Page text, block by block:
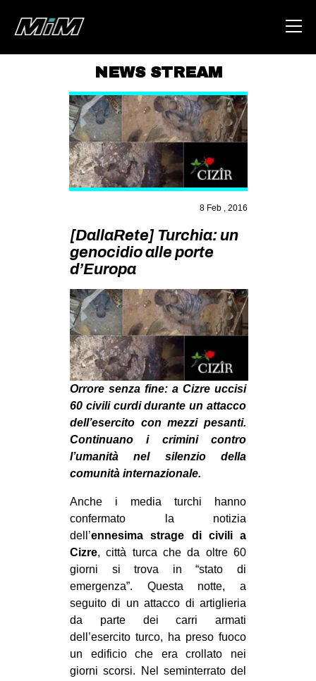
ABOUT
AREA
DEGENERAZIONE
MSM
STUDENTI TSUNAMI
ZAM
MILANO
MOBILITAZIONI
SPAZI
SPORT POPOLARE
MOVIMENTI
ANTIFASCISMO
DIRITTO ALL’ABITARE
GENERI
MIGRAZIONI
PRECARIATO
REPRESSIONE
STUDENTI
CULTURE
ARTE
NEWS STREAM
8 Feb , 2016
[DallaRete] Turchia: un
genocidio alle porte
d’Europa
Orrore senza fine: a Cizre uccisi
60 civili curdi durante un attacco
dell’esercito con mezzi pesanti.
Continuano i crimini contro
l’umanità nel silenzio della
comunità internazionale.
Anche i media turchi hanno
confermato la notizia
dell’ennesima strage di civili a
Cizre, città turca che da oltre 60
giorni si trova in “stato di
emergenza”. Questa notte, a
seguito di un attacco di artiglieria
da parte dei carri armati
dell’esercito turco, ha preso fuoco
un edificio che era crollato nei
giorni scorsi. Nel seminterrato del